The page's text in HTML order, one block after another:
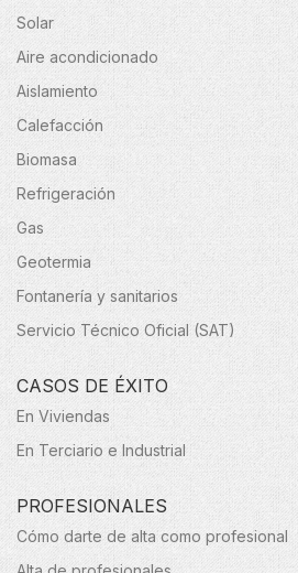
Solar
Aire acondicionado
Aislamiento
Calefacción
Biomasa
Refrigeración
Gas
Geotermia
Fontanería y sanitarios
Servicio Técnico Oficial (SAT)
CASOS DE ÉXITO
En Viviendas
En Terciario e Industrial
PROFESIONALES
Cómo darte de alta como profesional